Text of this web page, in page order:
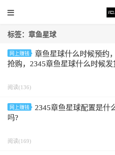
标签：章鱼星球
网上赚钱
章鱼星球什么时候预约
抢购，2345章鱼星球什么时候发
阅读(136)
网上赚钱
2345章鱼星球配置是什
吗?
阅读(169)